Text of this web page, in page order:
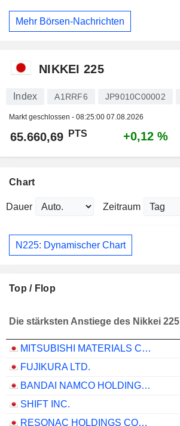
Mehr Börsen-Nachrichten
NIKKEI 225
Index A1RRF6 JP9010C00002
Markt geschlossen - 08:25:00 07.08.2026
65.660,69 PTS +0,12 %
Chart
Dauer Zeitraum
N225: Dynamischer Chart
Top / Flop
Die stärksten Anstiege des Nikkei 225
MITSUBISHI MATERIALS CORPORATION
FUJIKURA LTD.
BANDAI NAMCO HOLDINGS INC.
SHIFT INC.
RESONAC HOLDINGS CORPORATION